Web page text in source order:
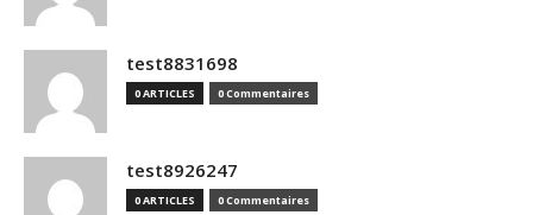
test8831698
0 ARTICLES 0 Commentaires
test8926247
0 ARTICLES 0 Commentaires